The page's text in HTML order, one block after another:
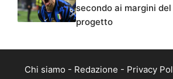
secondo ai margini del
progetto
Chi siamo - Redazione - Privacy